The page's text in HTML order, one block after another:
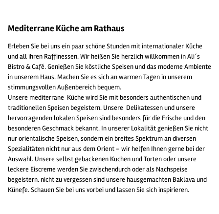
Mediterrane Küche am Rathaus
Erleben Sie bei uns ein paar schöne Stunden mit internationaler Küche
und all ihren Raffinessen. Wir heißen Sie herzlich willkommen in Ali´s
Bistro & Café. Genießen Sie köstliche Speisen und das moderne Ambiente
in unserem Haus. Machen Sie es sich an warmen Tagen in unserem
stimmungsvollen Außenbereich bequem.
Unsere mediterrane Küche wird Sie mit besonders authentischen und
traditionellen Speisen begeistern. Unsere Delikatessen und unsere
hervorragenden lokalen Speisen sind besonders für die Frische und den
besonderen Geschmack bekannt. In unserer Lokalität genießen Sie nicht
nur orientalische Speisen, sondern ein breites Spektrum an diversen
Spezialitäten nicht nur aus dem Orient – wir helfen Ihnen gerne bei der
Auswahl. Unsere selbst gebackenen Kuchen und Torten oder unsere
leckere Eiscreme werden Sie zwischendurch oder als Nachspeise
begeistern. nicht zu vergessen sind unsere hausgemachten Baklava und
Künefe. Schauen Sie bei uns vorbei und lassen Sie sich inspirieren.